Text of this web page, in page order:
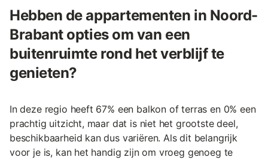
Hebben de appartementen in Noord-
Brabant opties om van een
buitenruimte rond het verblijf te
genieten?
In deze regio heeft 67% een balkon of terras en 0% een
prachtig uitzicht, maar dat is niet het grootste deel,
beschikbaarheid kan dus variëren. Als dit belangrijk
voor je is, kan het handig zijn om vroeg genoeg te